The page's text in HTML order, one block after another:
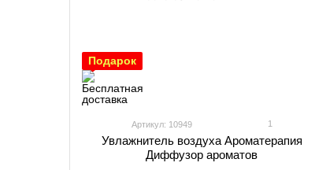
Подарок
Артикул: 10949 1
Увлажнитель воздуха Ароматерапия
Диффузор ароматов